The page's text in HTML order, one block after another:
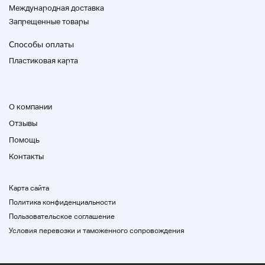
Международная доставка
Запрещенные товары
Способы оплаты
Пластиковая карта
О компании
Отзывы
Помощь
Контакты
Карта сайта
Политика конфиденциальности
Пользовательское соглашение
Условия перевозки и таможенного сопровождения